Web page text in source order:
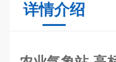
详情介绍